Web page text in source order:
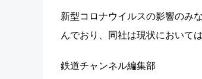
新型コロナウイルスの影響のみ
んでおり、同社は現状において
鉄道チャンネル編集部